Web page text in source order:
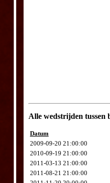
Alle wedstrijden tussen
Datum
2009-09-20 21:00:00
2010-09-19 21:00:00
2011-03-13 21:00:00
2011-08-21 21:00:00